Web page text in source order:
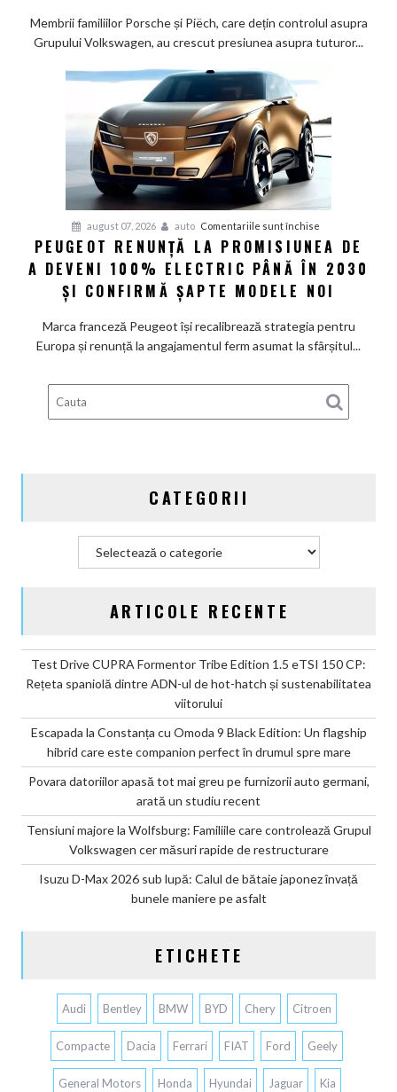
care
măsuri
rapide
de
Membrii familiilor Porsche și Piëch, care dețin controlul asupra
Grupului Volkswagen, au crescut presiunea asupra tuturor...
august 07, 2026 auto Comentariile sunt închise
Peugeot
renunță
la
de
a
electric
până
modele
PEUGEOT RENUNȚĂ LA PROMISIUNEA DE
A DEVENI 100% ELECTRIC PÂNĂ ÎN 2030
ȘI CONFIRMĂ ȘAPTE MODELE NOI
Marca franceză Peugeot își recalibrează strategia pentru
Europa și renunță la angajamentul ferm asumat la sfârșitul...
CATEGORII
ARTICOLE RECENTE
Test Drive CUPRA Formentor Tribe Edition 1.5 eTSI 150 CP:
Rețeta spaniolă dintre ADN-ul de hot-hatch și sustenabilitatea
viitorului
Escapada la Constanța cu Omoda 9 Black Edition: Un flagship
hibrid care este companion perfect în drumul spre mare
Povara datoriilor apasă tot mai greu pe furnizorii auto germani,
arată un studiu recent
Tensiuni majore la Wolfsburg: Familiile care controlează Grupul
Volkswagen cer măsuri rapide de restructurare
Isuzu D-Max 2026 sub lupă: Calul de bătaie japonez învață
bunele maniere pe asfalt
ETICHETE
Audi Bentley BMW BYD Chery Citroen
Compacte Dacia Ferrari FIAT Ford Geely
General Motors Honda Hyundai Jaguar Kia